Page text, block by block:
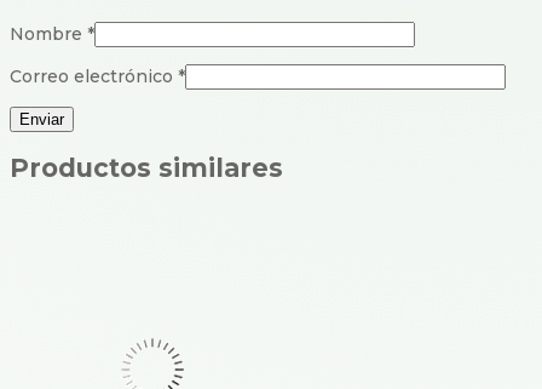
Nombre *
Correo electrónico *
Productos similares